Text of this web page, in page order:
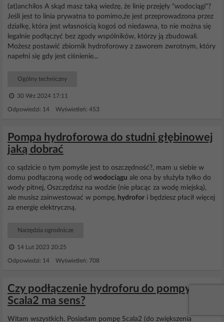
(at)anchilos A skąd masz taką wiedzę, że linię przejęły "wodociągi"?
Jeśli jest to linia prywatna to pomimo,że jest przeprowadzona przez
działkę, która jest własnością kogoś od niedawna, to nie można się
legalnie podłączyć bez zgody wspólników, którzy ją zbudowali.
Możesz postawić zbiornik hydroforowy z zaworem zwrotnym, który
napełni się gdy jest ciśnienie...
Ogólny techniczny
30 Wrz 2024 17:11
Odpowiedzi: 14 Wyświetleń: 453
Pompa hydroforowa do studni głębinowej
jaką dobrać
co sądzicie o tym pomyśle jest to oszczędność?, mam u siebie w
domu podłączoną wodę od wodociągu ale ona by służyła tylko do
wody pitnej, Oszczędzisz na wodzie (nie płacąc za wodę miejską),
ale musisz zainwestować w pompę, hydrofor i będziesz płacił więcej
za energię elektryczną.
Narzędzia ogrodnicze
14 Lut 2023 20:25
Odpowiedzi: 14 Wyświetleń: 708
Czy podłączenie hydroforu do pompy
Scala2 ma sens?
Witam wszystkich. Posiadam pompę Scala2 (do zwiększenia